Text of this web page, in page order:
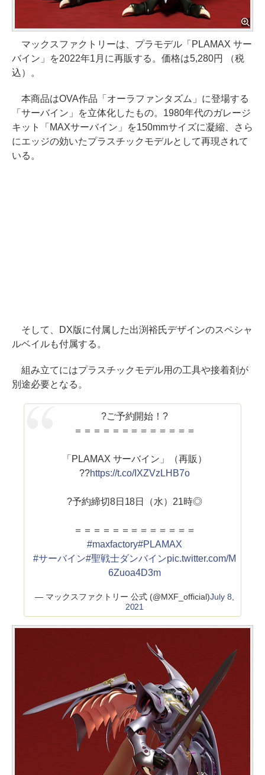
マックスファクトリーは、プラモデル「PLAMAX サー
バイン」を2022年1月に再販する。価格は5,280円 （税
込）。
本商品はOVA作品「オーラファンタズム」に登場する
「サーバイン」を立体化したもの。1980年代のガレージ
キット「MAXサーバイン」を150mmサイズに凝縮、さら
にエッジの効いたプラスチックモデルとして再現されて
いる。
そして、DX版に付属した出渕裕氏デザインのスペシャ
ルベイルも付属する。
組み立てにはプラスチックモデル用の工具や接着剤が
別途必要となる。
?ご予約開始！?
＝＝＝＝＝＝＝＝＝＝＝＝＝
「PLAMAX サーバイン」（再販）
??https://t.co/IXZVzLHB7o
?予約締切8日18日（水）21時◎
＝＝＝＝＝＝＝＝＝＝＝＝＝
#maxfactory#PLAMAX
#サーバイン#聖戦士ダンバインpic.twitter.com/M
6Zuoa4D3m
— マックスファクトリー 公式 (@MXF_official)July 8,
2021